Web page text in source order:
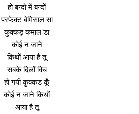
हो बन्दों में बन्दों
परफेक्ट बेमिसाल सा
कुक्कड़ कमाल डा
कोई न जाने
किथों आया है तू
सबके दिलों विच
हो गयी कुक्कड कूँ
कोई न जाने किथों
आया है तू